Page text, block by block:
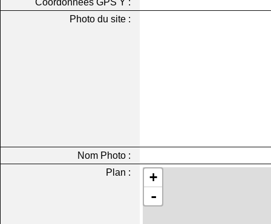
Coordonnées GPS Y :
Photo du site :
Nom Photo :
Plan :
+
-